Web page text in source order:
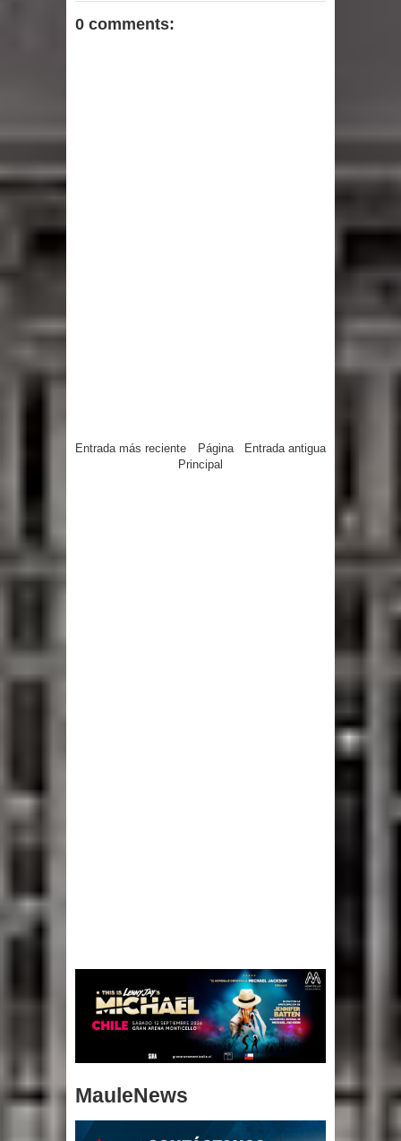
0 comments:
Entrada más reciente Entrada antigua
Página
Principal
MauleNews